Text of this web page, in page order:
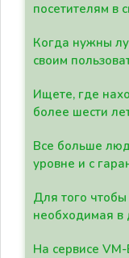
посетителям в
Когда нужны
своим
Ищете, где
более шести
Все больше
уровне и с
Для того чтобы
необходимая
На сервисе